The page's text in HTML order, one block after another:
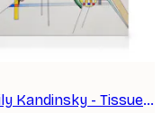
Wassily Kandinsky - Tissue Kanvaasi